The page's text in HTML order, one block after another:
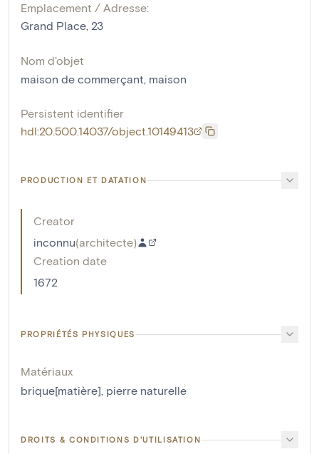
Emplacement / Adresse:
Grand Place, 23
Nom d'objet
maison de commerçant, maison
Persistent identifier
hdl:20.500.14037/object.10149413
PRODUCTION ET DATATION
Creator
inconnu(architecte)
Creation date
1672
PROPRIÉTÉS PHYSIQUES
Matériaux
brique[matière], pierre naturelle
DROITS & CONDITIONS D'UTILISATION